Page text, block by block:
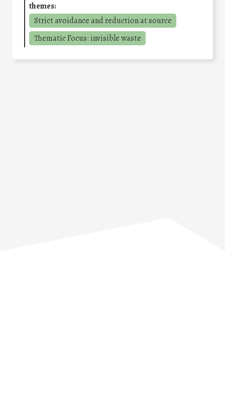
themes:
Strict avoidance and reduction at source
Thematic Focus: invisible waste